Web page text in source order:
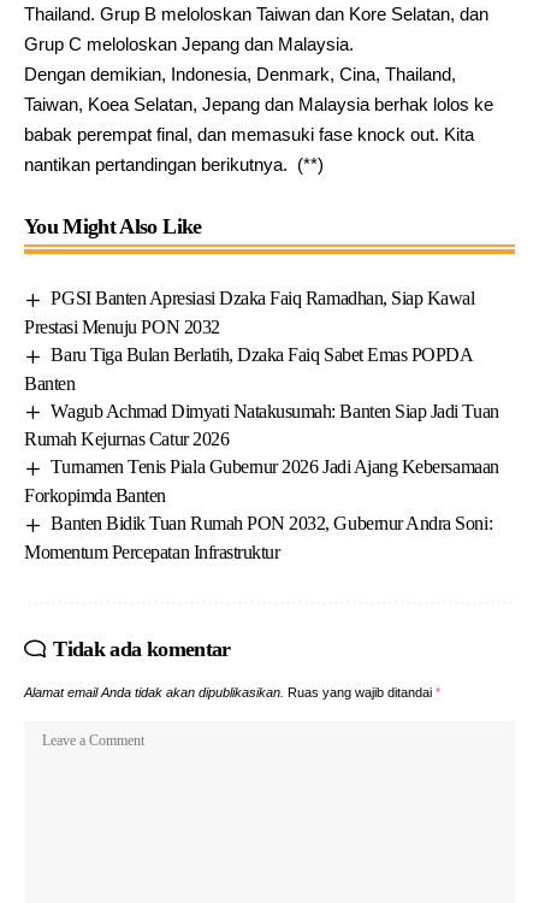
Thailand. Grup B meloloskan Taiwan dan Kore Selatan, dan
Grup C meloloskan Jepang dan Malaysia.
Dengan demikian, Indonesia, Denmark, Cina, Thailand,
Taiwan, Koea Selatan, Jepang dan Malaysia berhak lolos ke
babak perempat final, dan memasuki fase knock out. Kita
nantikan pertandingan berikutnya. (**)
You Might Also Like
PGSI Banten Apresiasi Dzaka Faiq Ramadhan, Siap Kawal
Prestasi Menuju PON 2032
Baru Tiga Bulan Berlatih, Dzaka Faiq Sabet Emas POPDA
Banten
Wagub Achmad Dimyati Natakusumah: Banten Siap Jadi Tuan
Rumah Kejurnas Catur 2026
Turnamen Tenis Piala Gubernur 2026 Jadi Ajang Kebersamaan
Forkopimda Banten
Banten Bidik Tuan Rumah PON 2032, Gubernur Andra Soni:
Momentum Percepatan Infrastruktur
Tidak ada komentar
Alamat email Anda tidak akan dipublikasikan. Ruas yang wajib ditandai *